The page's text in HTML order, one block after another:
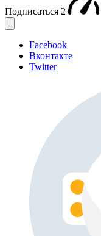
Подписаться 2
Facebook
Вконтакте
Twitter